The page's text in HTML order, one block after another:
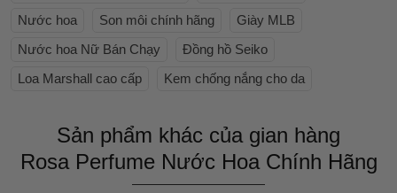
Nước hoa
Son môi chính hãng
Giày MLB
Nước hoa Nữ Bán Chạy
Đồng hồ Seiko
Loa Marshall cao cấp
Kem chống nắng cho da
Sản phẩm khác của gian hàng
Rosa Perfume Nước Hoa Chính Hãng